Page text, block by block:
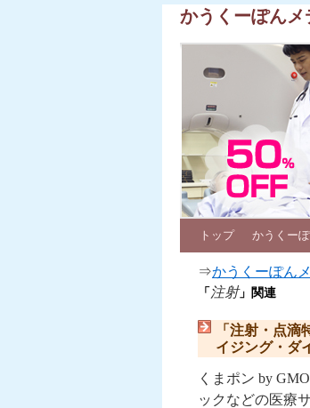
かうくーぽん
トップ かうくー
⇒かうくーぽん
「 注射」関連
「注射・点
イジング・ダ
くまポン by
ックなどの医療